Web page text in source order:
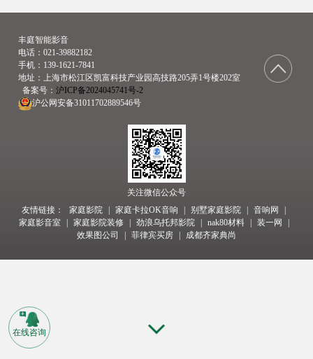
在线咨询
丰庭智能影音
电话：021-39882182
手机：139-1621-7841
地址：上海市松江区凯富科技产业园高技路205弄1号楼202室
  备案号：
沪ICP备2024045741号-2
沪公网安备31011702889546号
关注微信公众号
友情链接：
家庭影院 家庭卡拉OK音响 别墅家庭影院
音响网
家庭影音室
家庭影院装修 劲浪乌托邦影院 nak80材料
装一网
效果图公司
菲律宾买房 成都齐家典尚